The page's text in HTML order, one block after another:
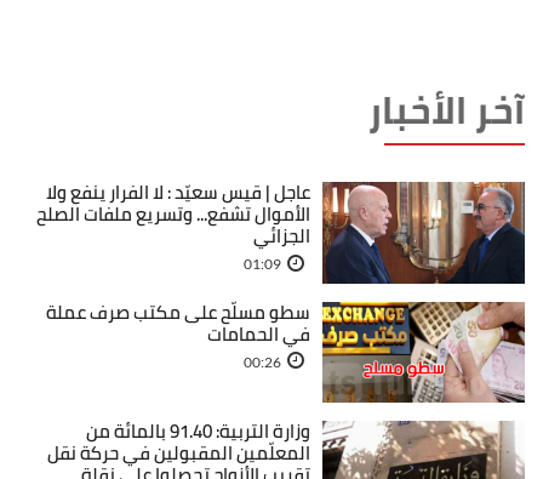
آخر الأخبار
عاجل | قيس سعيّد : لا الفرار ينفع ولا
الأموال تشفع... وتسريع ملفات الصلح
الجزائي
01:09
سطو مسلّح على مكتب صرف عملة
في الحمامات
00:26
وزارة التربية: 91.40 بالمائة من
المعلّمين المقبولين في حركة نقل